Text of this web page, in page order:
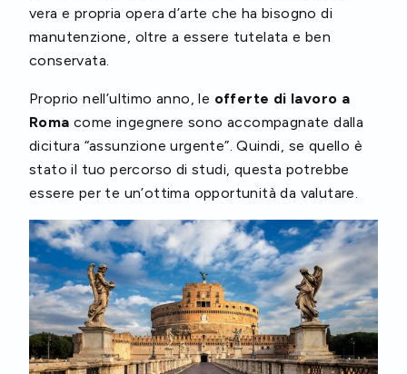
vera e propria opera d’arte che ha bisogno di
manutenzione, oltre a essere tutelata e ben
conservata.
Proprio nell’ultimo anno, le offerte di lavoro a
Roma come ingegnere sono accompagnate dalla
dicitura “assunzione urgente”. Quindi, se quello è
stato il tuo percorso di studi, questa potrebbe
essere per te un’ottima opportunità da valutare.